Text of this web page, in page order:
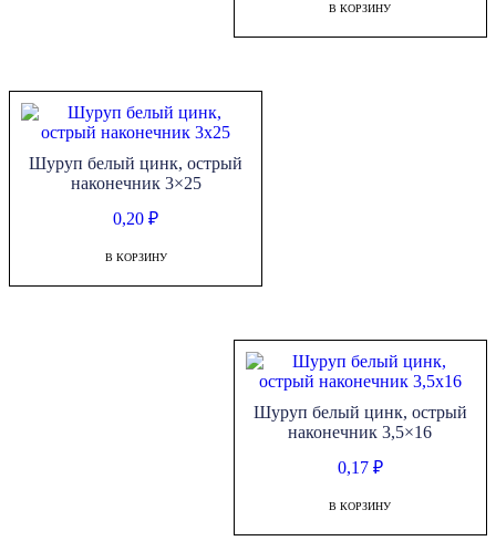
В КОРЗИНУ
Шуруп белый цинк, острый
наконечник 3×25
0,20₽
В КОРЗИНУ
Шуруп белый цинк, острый
наконечник 3,5×16
0,17 ₽
В КОРЗИНУ